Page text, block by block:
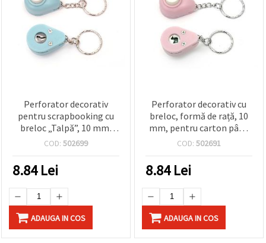
Perforator decorativ
pentru scrapbooking cu
breloc „Talpă”, 10 mm,
pentru carton până la 160
COD: 502699
8.84Lei
ADAUGA IN COS
Perforator decorativ cu
breloc, formă de rață, 10
mm, pentru carton până
la 160 g/m² – instrument
decorațiuni craft
COD: 502691
8.84Lei
ADAUGA IN COS